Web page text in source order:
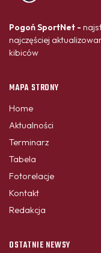
Pogoń SportNet -
najczęściej
kibiców
MAPA STRONY
Home
Aktualności
Terminarz
Tabela
Fotorelacje
Kontakt
Redakcja
OSTATNIE NEWSY